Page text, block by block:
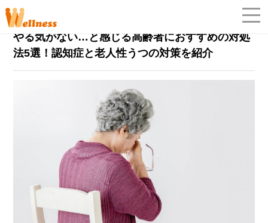
シニアの働き方
やる気がない…と感じる高齢者におすすめの対処
法5選！認知症と老人性うつの対策を紹介